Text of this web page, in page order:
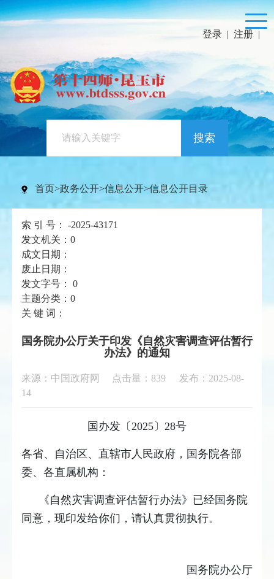
登录 | 注册 |
搜索
首页>政务公开>信息公开>信息公开目录
索 引 号：
-2025-43171
发文机关： 0
成文日期：
废止日期：
发文字号：
0
主题分类： 0
关 键 词：
国务院办公厅关于印发《自然灾害调查评估暂行
办法》的通知
来源：中国政府网 点击量： 839
发布：2025-08-
14
国办发〔2025〕28号
各省、自治区、直辖市人民政府，国务院各部
委、各直属机构：
《自然灾害调查评估暂行办法》已经国务院
同意，现印发给你们，请认真贯彻执行。
国务院办公厅